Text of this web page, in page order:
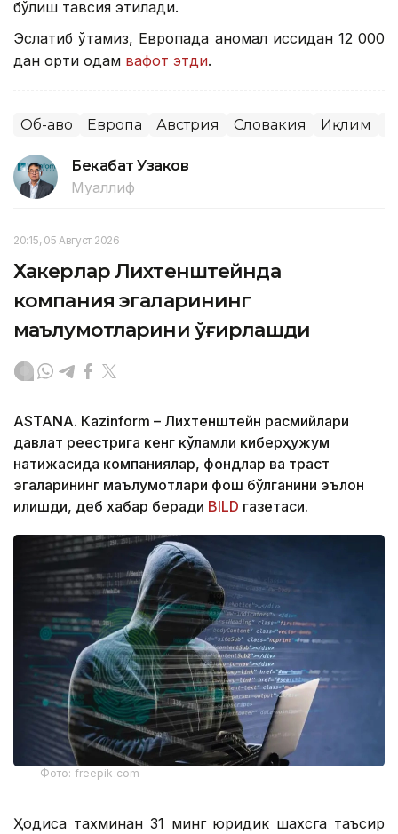
бўлиш тавсия этилади.
Эслатиб ўтамиз, Европада аномал иссиқдан 12 000
дан ортиқ одам вафот этди.
Об-ҳаво Европа Австрия Словакия Иқлим
Бекабат Узаков
Муаллиф
20:15, 05 Август 2026
Хакерлар Лихтенштейнда
компания эгаларининг
маълумотларини ўғирлашди
ASTANА. Кazinform – Лихтенштейн расмийлари
давлат реестрига кенг кўламли киберҳужум
натижасида компаниялар, фондлар ва траст
эгаларининг маълумотлари фош бўлганини эълон
қилишди, деб хабар беради BILD газетаси.
Фото: freepik.com
Ҳодиса тахминан 31 минг юридик шахсга таъсир